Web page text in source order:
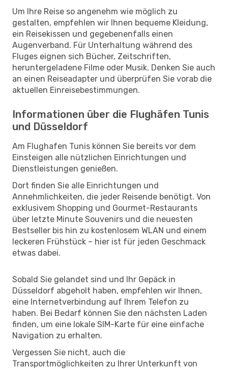
Um Ihre Reise so angenehm wie möglich zu
gestalten, empfehlen wir Ihnen bequeme Kleidung,
ein Reisekissen und gegebenenfalls einen
Augenverband. Für Unterhaltung während des
Fluges eignen sich Bücher, Zeitschriften,
heruntergeladene Filme oder Musik. Denken Sie auch
an einen Reiseadapter und überprüfen Sie vorab die
aktuellen Einreisebestimmungen.
Informationen über die Flughäfen Tunis
und Düsseldorf
Am Flughafen Tunis können Sie bereits vor dem
Einsteigen alle nützlichen Einrichtungen und
Dienstleistungen genießen.
Dort finden Sie alle Einrichtungen und
Annehmlichkeiten, die jeder Reisende benötigt. Von
exklusivem Shopping und Gourmet-Restaurants
über letzte Minute Souvenirs und die neuesten
Bestseller bis hin zu kostenlosem WLAN und einem
leckeren Frühstück – hier ist für jeden Geschmack
etwas dabei.
Sobald Sie gelandet sind und Ihr Gepäck in
Düsseldorf abgeholt haben, empfehlen wir Ihnen,
eine Internetverbindung auf Ihrem Telefon zu
haben. Bei Bedarf können Sie den nächsten Laden
finden, um eine lokale SIM-Karte für eine einfache
Navigation zu erhalten.
Vergessen Sie nicht, auch die
Transportmöglichkeiten zu Ihrer Unterkunft von